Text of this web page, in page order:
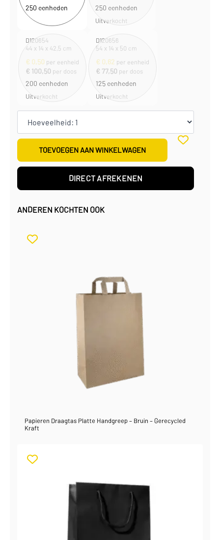
250 eenheden 250 eenheden
Uitverkocht
D120654
44 x 14 x 42,5 cm
€ 0,50 per eenheid
€ 100,50 per doos
200 eenheden
Uitverkocht
D120656
54 x 14 x 50 cm
€ 0,62 per eenheid
€ 77,50 per doos
125 eenheden
Uitverkocht
TOEVOEGEN AAN WINKELWAGEN
DIRECT AFREKENEN
ANDEREN KOCHTEN OOK
Papieren Draagtas Platte Handgreep – Bruin – Gerecycled
Kraft